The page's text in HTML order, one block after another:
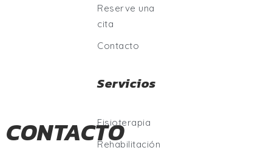
CONTACTO
Reserve una
cita
Contacto
Servicios
Fisioterapia
Rehabilitación